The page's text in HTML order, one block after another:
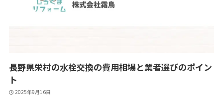
長野県栄村の水栓交換の費用相場と業者選びのポイン
ト
2025年9月16日